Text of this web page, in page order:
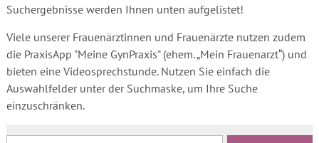
Suchergebnisse werden Ihnen unten aufgelistet!
Viele unserer Frauenärztinnen und Frauenärzte nutzen zudem
die PraxisApp "Meine GynPraxis" (ehem. „Mein Frauenarzt“) und
bieten eine Videosprechstunde. Nutzen Sie einfach die
Auswahlfelder unter der Suchmaske, um Ihre Suche
einzuschränken.